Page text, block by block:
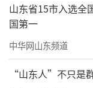
山东省15市入选全
国第一
中华网山东频道
“山东人”不只是